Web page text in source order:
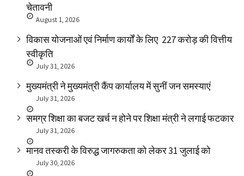
चेतावनी
August 1, 2026
विकास योजनाओं एवं निर्माण कार्यों के लिए ₹ 227 करोड़ की वित्तीय
स्वीकृति
July 31, 2026
मुख्यमंत्री ने मुख्यमंत्री कैंप कार्यालय में सुनीं जन समस्याएं
July 31, 2026
समग्र शिक्षा का बजट खर्च न होने पर शिक्षा मंत्री ने लगाई फटकार
July 31, 2026
मानव तस्करी के विरुद्ध जागरुकता को लेकर 31 जुलाई को
July 30, 2026